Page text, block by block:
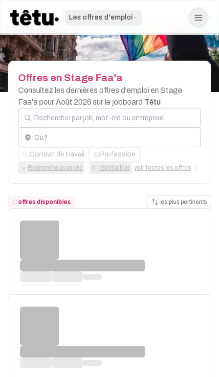
Les offres d'emploi
Offres en Stage Faa'a
Consultez les dernières offres d'emploi en Stage
Faa'a pour Août 2026 sur le jobboard Têtu
Rechercher par job, mot-clé ou entreprise
Localisation
Contrat de travail Profession
Recherche avancée réinitialiser voir toutes les offres
offres disponibles les plus pertinents